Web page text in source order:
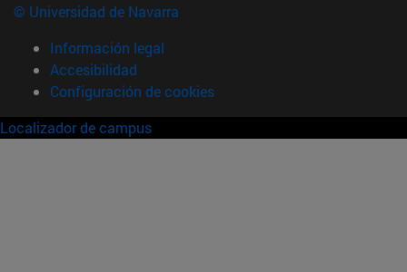
© Universidad de Navarra
Información legal
Accesibilidad
Configuración de cookies
Localizador de campus